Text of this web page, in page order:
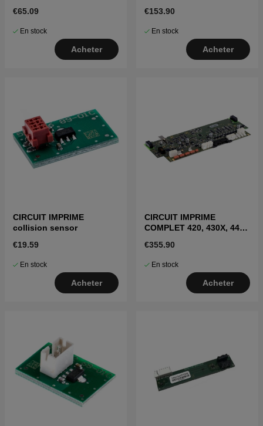
€65.09
En stock
Acheter
€153.90
En stock
Acheter
CIRCUIT IMPRIME
collision sensor
€19.59
En stock
Acheter
CIRCUIT IMPRIME
COMPLET 420, 430X, 440,
€355.90
En stock
Acheter